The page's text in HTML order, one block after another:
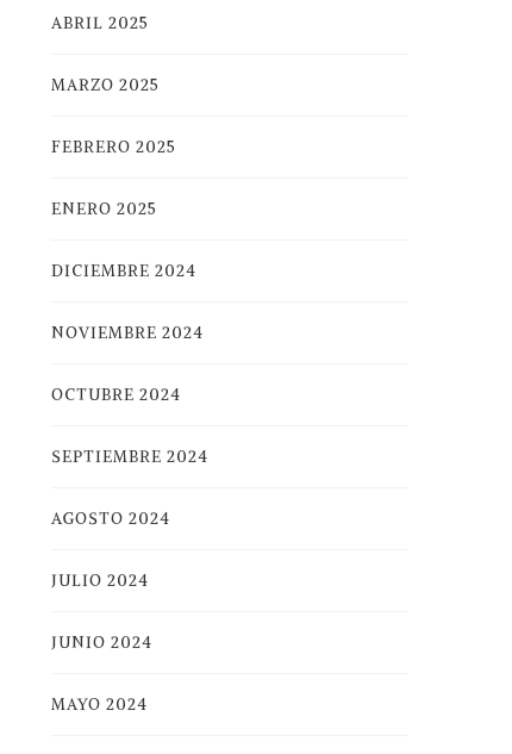
ABRIL 2025
MARZO 2025
FEBRERO 2025
ENERO 2025
DICIEMBRE 2024
NOVIEMBRE 2024
OCTUBRE 2024
SEPTIEMBRE 2024
AGOSTO 2024
JULIO 2024
JUNIO 2024
MAYO 2024